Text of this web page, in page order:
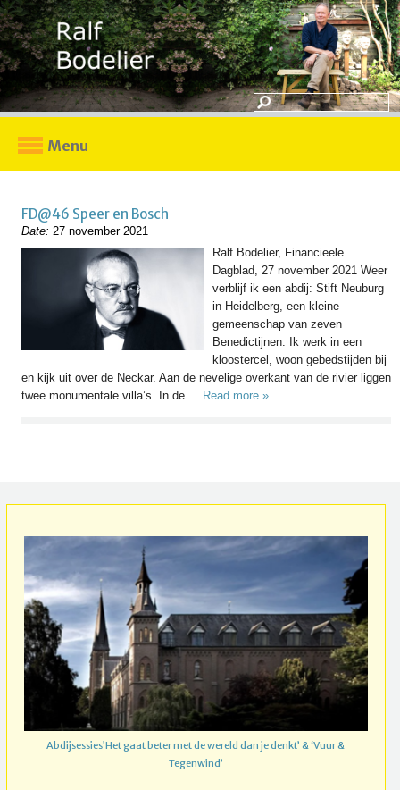
Menu
FD@46 Speer en Bosch
Date: 27 november 2021
Ralf Bodelier, Financieele
Dagblad, 27 november 2021 Weer
verblijf ik een abdij: Stift Neuburg
in Heidelberg, een kleine
gemeenschap van zeven
Benedictijnen. Ik werk in een
kloostercel, woon gebedstijden bij
en kijk uit over de Neckar. Aan de nevelige overkant van de rivier liggen
twee monumentale villa’s. In de ... Read more »
Abdijsessies’Het gaat beter met de wereld dan je denkt’ & ‘Vuur &
Tegenwind’